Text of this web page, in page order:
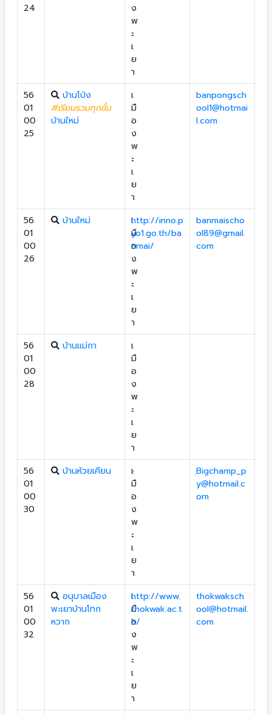
24
ง
พ
ะ
เ
ย
า
56
01
00
25
บ้านโป่ง
#เรียนรวมทุกชั้น
บ้านใหม่
เ
มื
อ
ง
พ
ะ
เ
ย
า
banpongsch
ool1@hotmai
l.com
56
01
00
26
บ้านใหม่
เ
มื
อ
ง
พ
ะ
เ
ย
า
http://inno.p
yo1.go.th/ba
nmai/
banmaischo
ol89@gmail.
com
56
01
00
28
บ้านแม่กา
เ
มื
อ
ง
พ
ะ
เ
ย
า
56
01
00
30
บ้านห้วยเคียน
เ
มื
อ
ง
พ
ะ
เ
ย
า
-
ฺBigchamp_p
y@hotmail.c
om
56
01
00
32
อนุบาลเมือง
พะเยาบ้านโทก
หวาก
เ
มื
อ
ง
พ
ะ
เ
ย
า
http://www.
thokwak.ac.t
h/
thokwaksch
ool@hotmail.
com